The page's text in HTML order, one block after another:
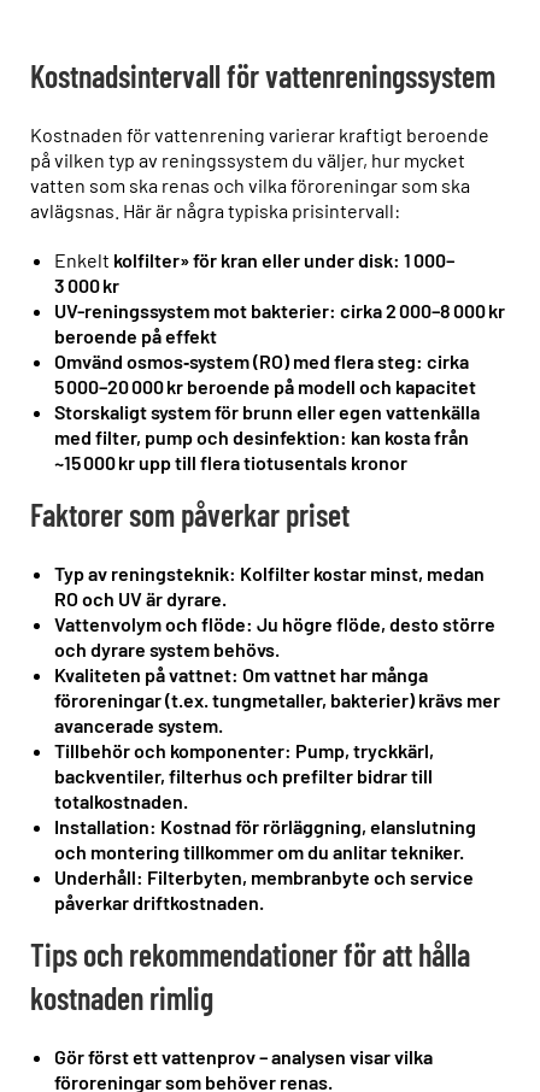
Kostnadsintervall för vattenreningssystem
Kostnaden för vattenrening varierar kraftigt beroende
på vilken typ av reningssystem du väljer, hur mycket
vatten som ska renas och vilka föroreningar som ska
avlägsnas. Här är några typiska prisintervall:
Enkelt kolfilter» för kran eller under disk: 1 000–
3 000 kr
UV-reningssystem mot bakterier: cirka 2 000–8 000 kr
beroende på effekt
Omvänd osmos‑system (RO) med flera steg: cirka
5 000–20 000 kr beroende på modell och kapacitet
Storskaligt system för brunn eller egen vattenkälla
med filter, pump och desinfektion: kan kosta från
~15 000 kr upp till flera tiotusentals kronor
Faktorer som påverkar priset
Typ av reningsteknik: Kolfilter kostar minst, medan
RO och UV är dyrare.
Vattenvolym och flöde: Ju högre flöde, desto större
och dyrare system behövs.
Kvaliteten på vattnet: Om vattnet har många
föroreningar (t.ex. tungmetaller, bakterier) krävs mer
avancerade system.
Tillbehör och komponenter: Pump, tryckkärl,
backventiler, filterhus och prefilt er bidrar till
totalkostnaden.
Installation: Kostnad för rörläggning, elanslutning
och montering tillkommer om du anlitar tekniker.
Underhåll: Filterbyten, membranbyte och service
påverkar driftkostnaden.
Tips och rekommendationer för att hålla
kostnaden rimlig
Gör först ett vattenprov – analysen visar vilka
föroreningar som behöver renas.